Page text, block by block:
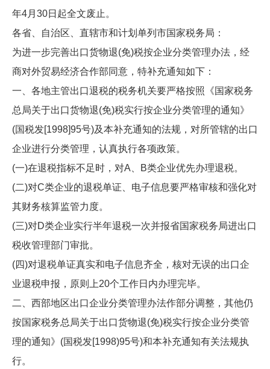
年4月30日起全文废止。
各省、自治区、直辖市和计划单列市国家税务局：
为进一步完善出口货物退(免)税按企业分类管理办法，经
商对外贸易经济合作部同意，特补充通知如下：
一、各地主管出口退税的税务机关要严格按照《国家税务
总局关于出口货物退(免)税实行按企业分类管理的通知》
(国税发[1998]95号)及本补充通知的法规，对所管辖的出口
企业进行分类管理，认真执行各项政策。
(一)在退税指标不足时，对A、B类企业优先办理退税。
(二)对C类企业的退税单证、电子信息要严格审核和强化对
其财务核算监管力度。
(三)对D类企业实行半年退税一次并报省国家税务局进出口
税收管理部门审批。
(四)对退税单证真实和电子信息齐全，核对无误的出口企
业退税申报，原则上20个工作日内办理完毕。
二、西部地区出口企业分类管理办法作部分调整，其他仍
按国家税务总局关于出口货物退(免)税实行按企业分类管
理的通知》(国税发[1998)95号)和本补充通知有关法规执
行。